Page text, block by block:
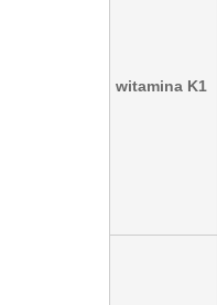
witamina K1